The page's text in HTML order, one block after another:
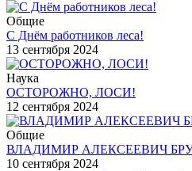
Общие
С Днём работников леса!
13 сентября 2024
Наука
ОСТОРОЖНО, ЛОСИ!
12 сентября 2024
Общие
ВЛАДИМИР АЛЕКСЕЕВИЧ БРУЙ
10 сентября 2024